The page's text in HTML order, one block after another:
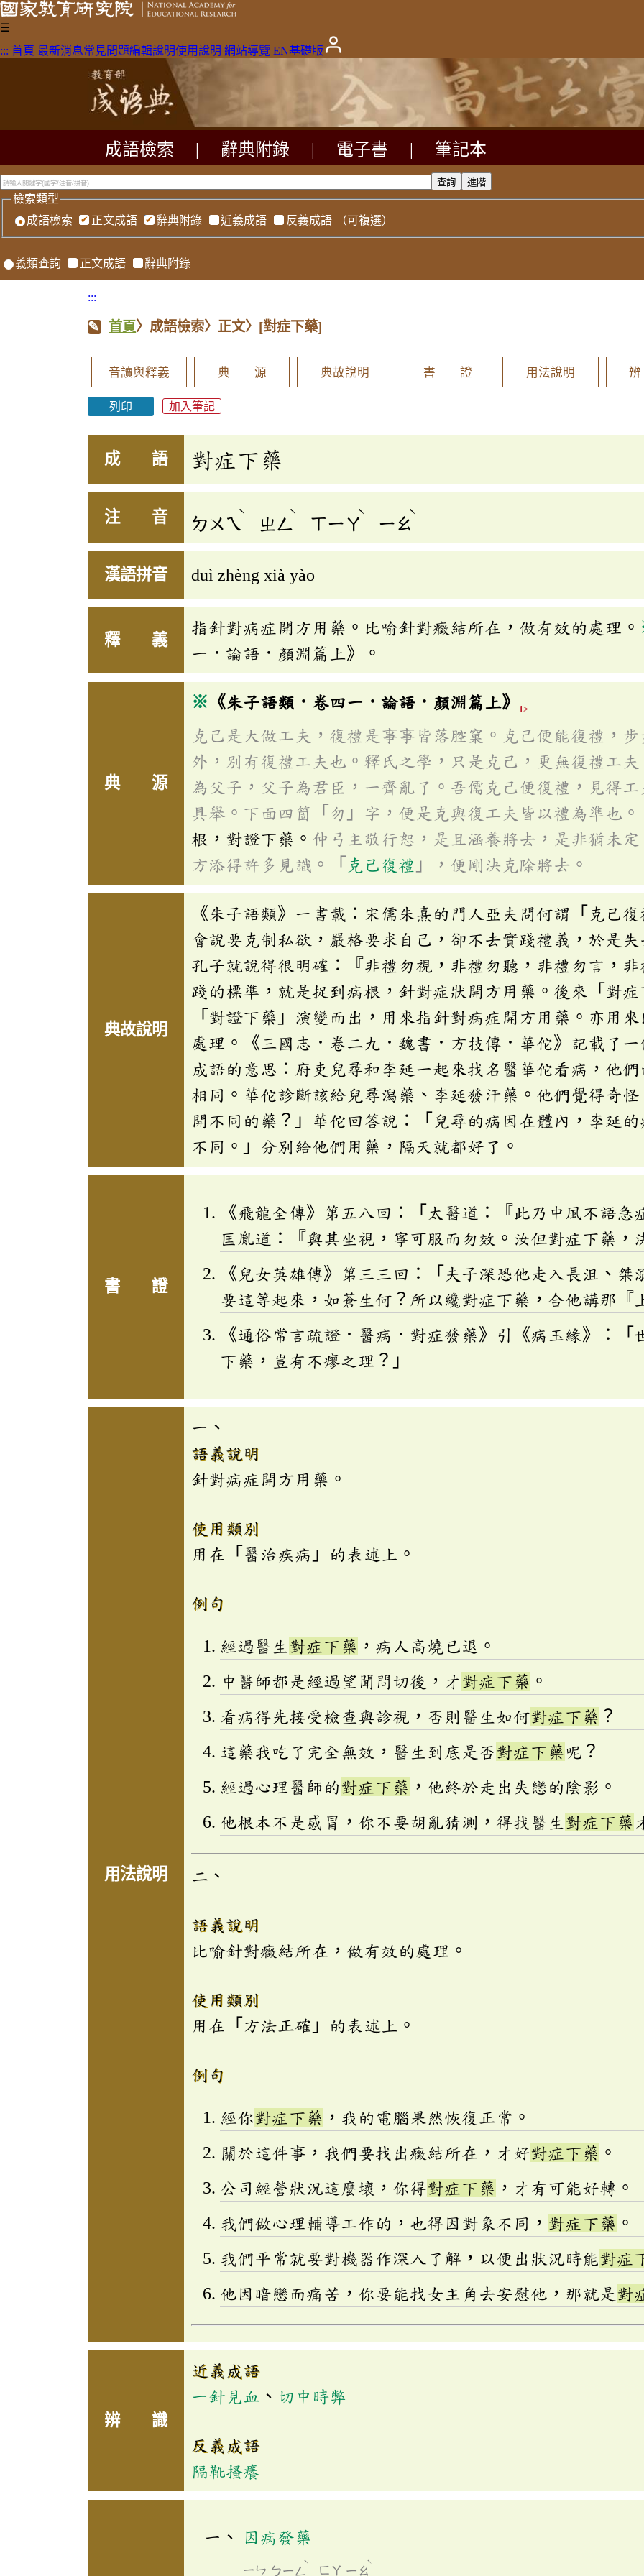
☰
::: 首頁 最新消息常見問題編輯說明使用說明 網站導覽 EN基礎版
成語檢索 辭典附錄 電子書 筆記本
檢索類型
成語檢索
正文成語 辭典附錄 近義成語 反義成語 （可複選）
義類查詢 正文成語 辭典附錄
:::
首頁〉成語檢索〉正文〉 [對症下藥]
音讀與釋義 典 源 典故說明 書 證 用法說明
列印 加入筆記
成 語 對症下藥
注 音 ㄉㄨㄟ
ˋ
ㄓㄥ
ˋ
ㄒㄧㄚ
ˋ
ㄧㄠ
ˋ
漢語拼音 duì zhèng xià yào
釋 義
指針對病症開方用藥。比喻針對癥結所在，做有效的處理。
一．論語．顏淵篇上》。
典 源
※ 《朱子語類．卷四一．論語．顏淵篇上》 1>
克己是大做工夫，復禮是事事皆落腔窠。克己便能復禮，
外，別有復禮工夫也。釋氏之學，只是克己，更無復禮工
為父子，父子為君臣，一齊亂了。吾儒克己便復禮，見得
具舉。下面四箇「勿」字，便是克與復工夫皆以禮為準也。
根，對證下藥。 仲弓主敬行恕，是且涵養將去，是非猶未
方添得許多見識。「 克己復禮 」，便剛決克除將去。
典故說明
《朱子語類》一書載：宋儒朱熹的門人亞夫問何謂「克己
會說要克制私欲，嚴格要求自己，卻不去實踐禮義，於是
孔子就說得很明確：『非禮勿視，非禮勿聽，非禮勿言，
踐的標準，就是捉到病根，針對症狀開方用藥。後來「對
「對證下藥」演變而出，用來指針對病症開方用藥。亦用
處理。《三國志．卷二九．魏書．方技傳．華佗》記載了
成語的意思：府吏兒尋和李延一起來找名醫華佗看病，他
相同。華佗診斷該給兒尋潟藥、李延發汗藥。他們覺得奇
開不同的藥？」華佗回答說：「兒尋的病因在體內，李延
不同。」分別給他們用藥，隔天就都好了。
書 證
《飛龍全傳》第五八回：「太醫道：『此乃中風不語
匡胤道：『與其坐視，寧可服而勿效。汝但對症下藥，
《兒女英雄傳》第三三回：「夫子深恐他走入長沮、
要這等起來，如蒼生何？所以纔對症下藥，合他講那『
《通俗常言疏證．醫病．對症發藥》引《病玉緣》：
下藥，豈有不瘳之理？」
用法說明
一、
語義說明
針對病症開方用藥。
使用類別
用在「醫治疾病」的表述上。
例句
經過醫生對症下藥 ，病人高燒已退。
中醫師都是經過望聞問切後，才對症下藥 。
看病得先接受檢查與診視，否則醫生如何對症下藥 ？
這藥我吃了完全無效，醫生到底是否對症下藥呢？
經過心理醫師的對症下藥 ，他終於走出失戀的陰影。
他根本不是感冒，你不要胡亂猜測，得找醫生對症下藥
二、
語義說明
比喻針對癥結所在，做有效的處理。
使用類別
用在「方法正確」的表述上。
例句
經你對症下藥 ，我的電腦果然恢復正常。
關於這件事，我們要找出癥結所在，才好對症下藥 。
公司經營狀況這麼壞，你得對症下藥 ，才有可能好轉。
我們做心理輔導工作的，也得因對象不同， 對症下藥 。
我們平常就要對機器作深入了解，以便出狀況時能對症
他因暗戀而痛苦，你要能找女主角去安慰他，那就是對
辨 識
近義成語
一針見血 、 切中時弊
反義成語
隔靴搔癢
因病發藥
ㄧㄣ ㄅㄧㄥ
ˋ
ㄈㄚ ㄧㄠ
ˋ